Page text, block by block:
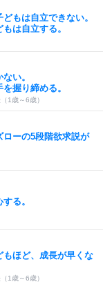
もは自立できない。
は自立する。
い。
握り締める。
1歳～6歳）
ーの5段階欲求説が
る。
もほど、成長が早くな
1歳～6歳）